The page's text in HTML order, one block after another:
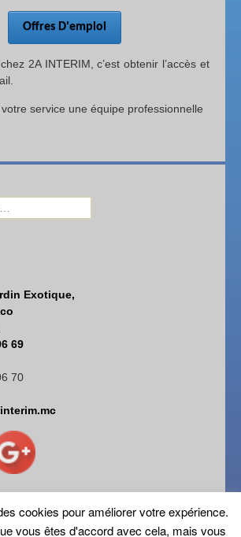
Offres D'emploi
2A INTERIM, c’est obtenir l’accès et
service une équipe professionnelle
Exotique,
69
70
cookies pour améliorer votre expérience.
vous êtes d'accord avec cela, mais vous